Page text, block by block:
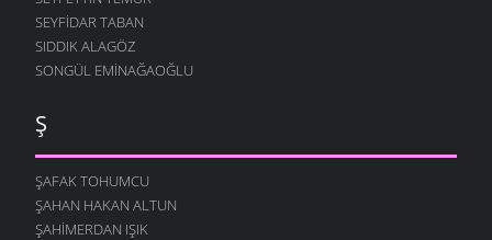
SEYFIDAR TABAN
SIDDIK ALAGÖZ
SONGÜL EMINAĞAOĞLU
Ş
ŞAFAK TOHUMCU
ŞAHAN HAKAN ALTUN
ŞAHIMERDAN IŞIK